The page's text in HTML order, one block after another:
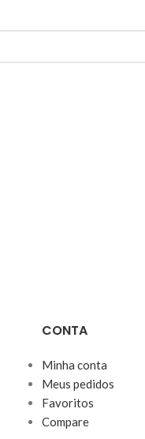
CONTA
Minha conta
Meus pedidos
Favoritos
Compare